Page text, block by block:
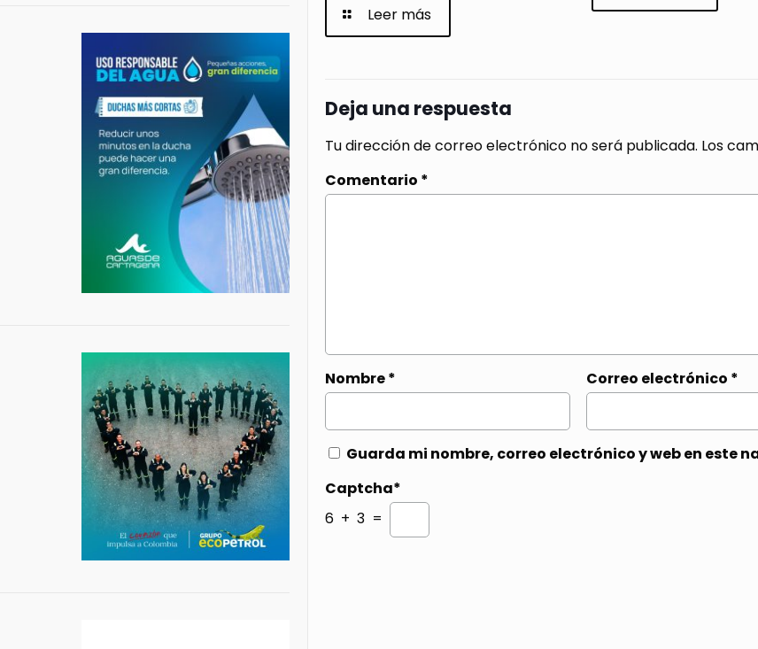
Leer más
Deja una respuesta
Tu dirección de correo electrónico no será publicada. Los
Comentario *
Nombre* Correo electrónico *
Guarda mi nombre, correo electrónico y web en este
Captcha*
6 + 3 =